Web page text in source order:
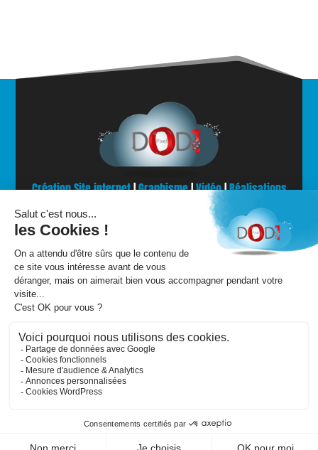
Création Site internet|Graphisme|Vidéo|Réalisations
Accueil
Mentions légales
Dod1 Pixel |1 Impasse des écoliers
Chanzeaux | 49750 Chemillé en Anjou
T : +33 (0)6 85 33 16 01
Votre agence de communication sur Angers et
Cholet.